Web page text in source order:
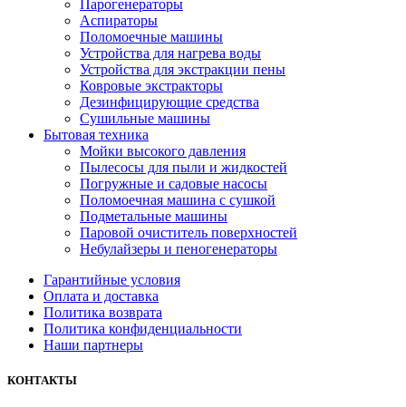
Парогенераторы
Аспираторы
Поломоечные машины
Устройства для нагрева воды
Устройства для экстракции пены
Ковровые экстракторы
Дезинфицирующие средства
Сушильные машины
Бытовая техника
Мойки высокого давления
Пылесосы для пыли и жидкостей
Погружные и садовые насосы
Поломоечная машина с сушкой
Подметальные машины
Паровой очиститель поверхностей
Небулайзеры и пеногенераторы
Гарантийные условия
Оплата и доставка
Политика возврата
Политика конфиденциальности
Наши партнеры
КОНТАКТЫ